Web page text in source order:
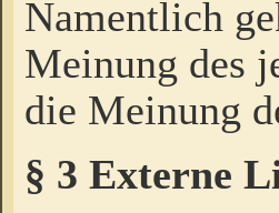
Namentlich
Meinung des
die Meinung
§ 3 Externe